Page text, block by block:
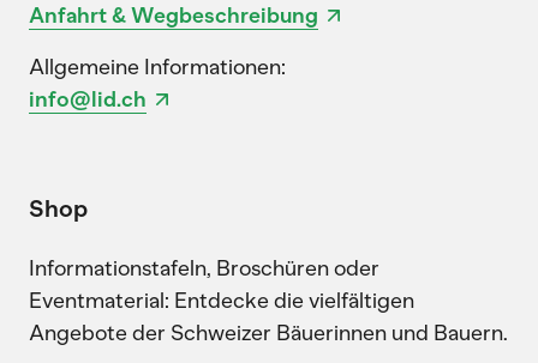
Anfahrt & Wegbeschreibung
Allgemeine Informationen:
info@lid.ch
Shop
Informationstafeln, Broschüren oder
Eventmaterial: Entdecke die vielfältigen
Angebote der Schweizer Bäuerinnen und Bauern.